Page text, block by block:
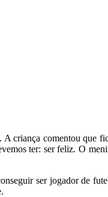
criança comentou que
ter: ser feliz. O
ser jogador de